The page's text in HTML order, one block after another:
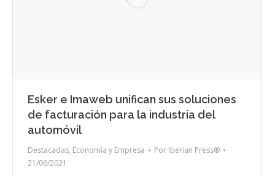
Esker e Imaweb unifican sus soluciones
de facturación para la industria del
automóvil
Destacadas, Economía y Empresa Por Iberian Press®
21/06/2021